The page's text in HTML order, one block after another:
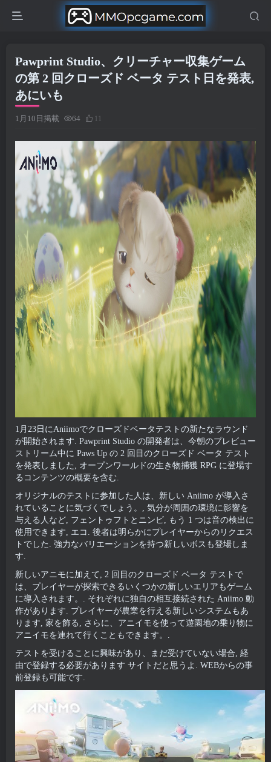
Pawprint Studio、クリーチャー収集ゲーム
の第 2 回クローズド ベータ テスト日を発表,
あにいも
1月10日掲載 64
1月23日にAniimoでクローズドベータテストの新たなラウンド
が開始されます. Pawprint Studio の開発者は、今朝のプレビュー
ストリーム中に Paws Up の 2 回目のクローズド ベータ テスト
を発表しました, オープンワールドの生き物捕獲 RPG に登場す
るコンテンツの概要を含む.
オリジナルのテストに参加した人は、新しい Aniimo が導入さ
れていることに気づくでしょう。, 気分が周囲の環境に影響を
与える人など, フェントゥフトとニンビ, もう 1 つは音の検出に
使用できます, エコ. 後者は明らかにプレイヤーからのリクエス
トでした. 強力なバリエーションを持つ新しいボスも登場しま
す.
新しいアニモに加えて, 2 回目のクローズド ベータ テストで
は、プレイヤーが探索できるいくつかの新しいエリアもゲーム
に導入されます。. それぞれに独自の相互接続された Aniimo 動
作があります. プレイヤーが農業を行える新しいシステムもあ
ります, 家を飾る, さらに、アニイモを使って遊園地の乗り物に
アニイモを連れて行くこともできます。.
テストを受けることに興味があり、まだ受けていない場合, 経
由で登録する必要があります サイトだと思うよ . WEBからの事
前登録も可能です.